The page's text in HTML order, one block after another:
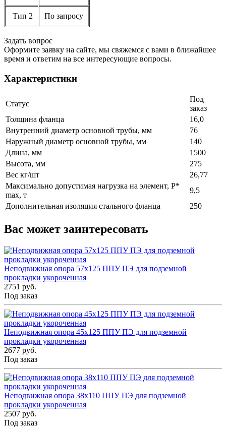
Тип 2 По запросу
Задать вопрос
Оформите заявку на сайте, мы свяжемся с вами в ближайшее
время и ответим на все интересующие вопросы.
Характеристики
Статус
Под
заказ
Толщина фланца
16,0
Внутренний диаметр основной трубы, мм
76
Наружный диаметр основной трубы, мм
140
Длина, мм
1500
Высота, мм
275
Вес кг/шт
26,77
Максимально допустимая нагрузка на элемент, P*
max, т
9,5
Дополнительная изоляция стального фланца
250
Вас может заинтересовать
Неподвижная опора 57x125 ППУ ПЭ для подземной
прокладки укороченная
2751 руб.
Под заказ
Неподвижная опора 45x125 ППУ ПЭ для подземной
прокладки укороченная
2677 руб.
Под заказ
Неподвижная опора 38x110 ППУ ПЭ для подземной
прокладки укороченная
2507 руб.
Под заказ